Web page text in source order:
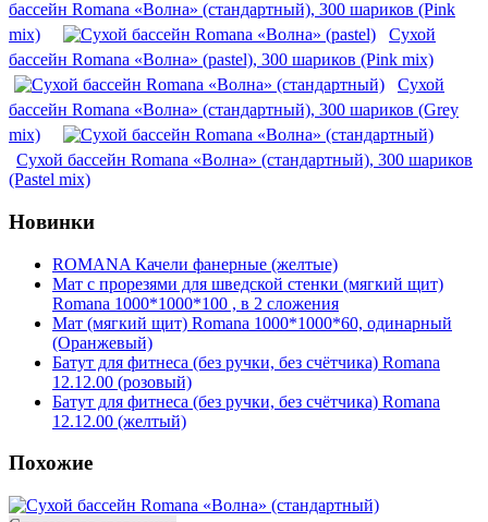
бассейн Romana «Волна» (стандартный), 300 шариков (Pink
mix)
Сухой
бассейн Romana «Волна» (pastel), 300 шариков (Pink mix)
Сухой
бассейн Romana «Волна» (стандартный), 300 шариков (Grey
mix)
Сухой бассейн Romana «Волна» (стандартный), 300 шариков
(Pastel mix)
Новинки
ROMANA Качели фанерные (желтые)
Мат с прорезями для шведской стенки (мягкий щит)
Romana 1000*1000*100 , в 2 сложения
Мат (мягкий щит) Romana 1000*1000*60, одинарный
(Оранжевый)
Батут для фитнеса (без ручки, без счётчика) Romana
12.12.00 (розовый)
Батут для фитнеса (без ручки, без счётчика) Romana
12.12.00 (желтый)
Похожие